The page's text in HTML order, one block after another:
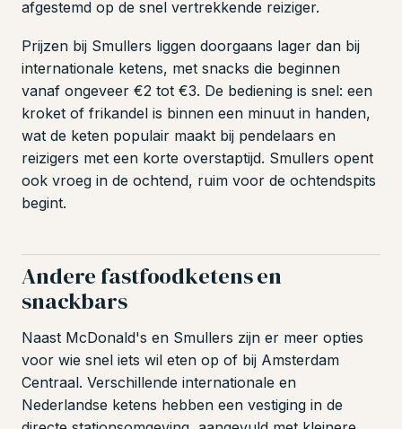
afgestemd op de snel vertrekkende reiziger.
Prijzen bij Smullers liggen doorgaans lager dan bij
internationale ketens, met snacks die beginnen
vanaf ongeveer €2 tot €3. De bediening is snel: een
kroket of frikandel is binnen een minuut in handen,
wat de keten populair maakt bij pendelaars en
reizigers met een korte overstaptijd. Smullers opent
ook vroeg in de ochtend, ruim voor de ochtendspits
begint.
Andere fastfoodketens en
snackbars
Naast McDonald's en Smullers zijn er meer opties
voor wie snel iets wil eten op of bij Amsterdam
Centraal. Verschillende internationale en
Nederlandse ketens hebben een vestiging in de